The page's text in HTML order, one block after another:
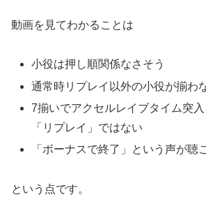
動画を見てわかることは
小役は押し順関係なさそう
通常時リプレイ以外の小役が揃わ
7揃いでアクセルレイブタイム突
「リプレイ」ではない
「ボーナスで終了」という声が聴
という点です。